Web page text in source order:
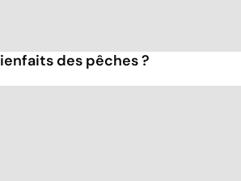
des pêches ?